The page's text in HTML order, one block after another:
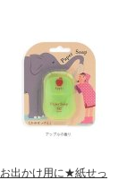
お出かけ用に★紙せっ